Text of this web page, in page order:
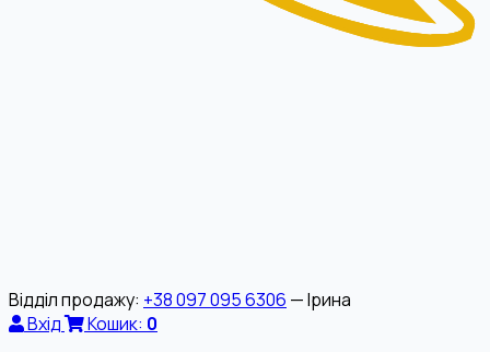
Відділ продажу: +38 097 095 6306 — Ірина
Вхід
Кошик: 0